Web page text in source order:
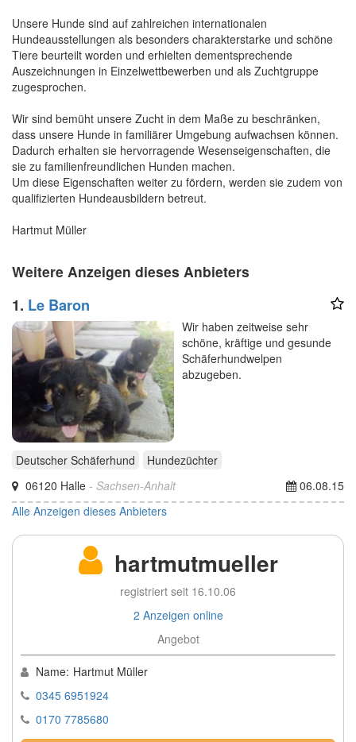
Unsere Hunde sind auf zahlreichen internationalen
Hundeausstellungen als besonders charakterstarke und schöne
Tiere beurteilt worden und erhielten dementsprechende
Auszeichnungen in Einzelwettbewerben und als Zuchtgruppe
zugesprochen.
Wir sind bemüht unsere Zucht in dem Maße zu beschränken,
dass unsere Hunde in familiärer Umgebung aufwachsen können.
Dadurch erhalten sie hervorragende Wesenseigenschaften, die
sie zu familienfreundlichen Hunden machen.
Um diese Eigenschaften weiter zu fördern, werden sie zudem von
qualifizierten Hundeausbildern betreut.
Hartmut Müller
Weitere Anzeigen dieses Anbieters
1. Le Baron
Wir haben zeitweise sehr
schöne, kräftige und gesunde
Schäferhundwelpen
abzugeben.
Deutscher Schäferhund
Hundezüchter
06120 Halle - Sachsen-Anhalt
06.08.15
Alle Anzeigen dieses Anbieters
hartmutmueller
registriert seit 16.10.06
2 Anzeigen online
Angebot
Name: Hartmut Müller
0345 6951924
0170 7785680